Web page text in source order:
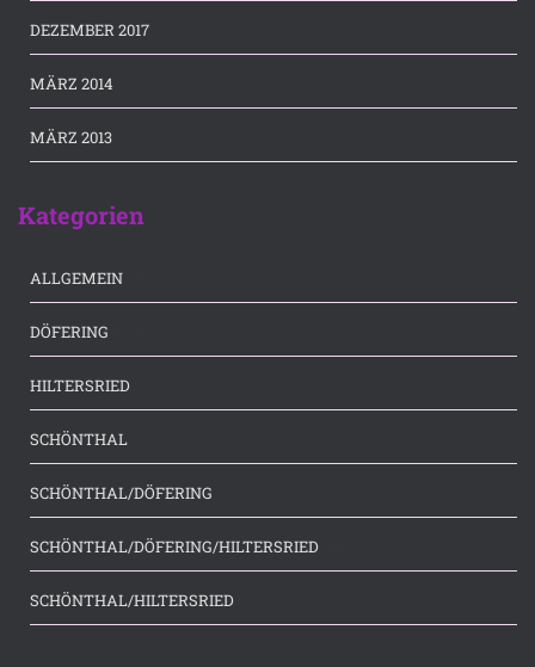
DEZEMBER 2017
MÄRZ 2014
MÄRZ 2013
Kategorien
ALLGEMEIN
DÖFERING
HILTERSRIED
SCHÖNTHAL
SCHÖNTHAL/DÖFERING
SCHÖNTHAL/DÖFERING/HILTERSRIED
SCHÖNTHAL/HILTERSRIED